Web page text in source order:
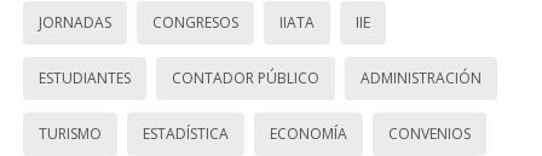
JORNADAS CONGRESOS IIATA IIE
ESTUDIANTES CONTADOR PÚBLICO ADMINISTRACIÓN
TURISMO ESTADÍSTICA ECONOMÍA CONVENIOS